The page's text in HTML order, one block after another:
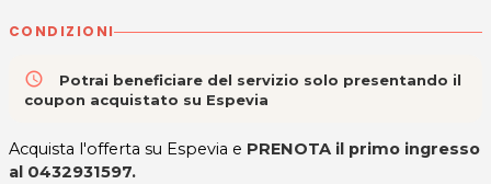
CONDIZIONI
access_time
Potrai beneficiare del servizio solo presentando il
coupon acquistato su Espevia
Acquista l'offerta su Espevia e PRENOTA il primo ingresso
al 0432931597.